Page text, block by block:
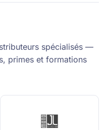
spécialisés —
primes et formations